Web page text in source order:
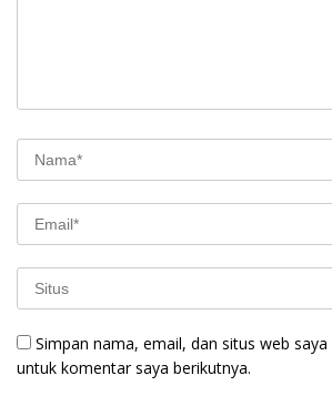
Simpan nama, email, dan situs web
untuk komentar saya berikutnya.